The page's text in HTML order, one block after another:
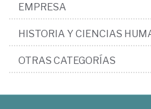
EMPRESA
HISTORIA Y CIENCIAS
OTRAS CATEGORÍAS